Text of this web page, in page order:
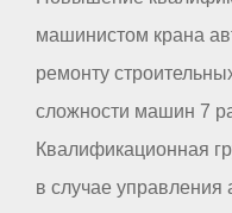
машинистом крана
ремонту
сложности машин 7
Квалификационная
в случае